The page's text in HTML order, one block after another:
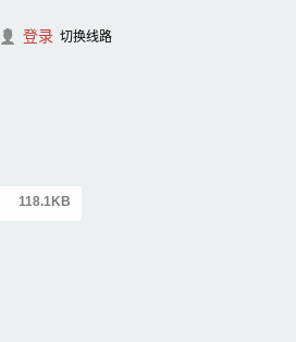
登录 切换线路
118.1KB